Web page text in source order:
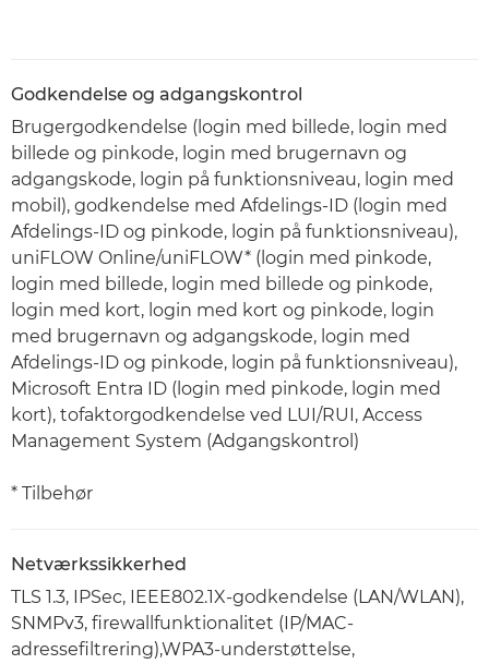
Godkendelse og adgangskontrol
Brugergodkendelse (login med billede, login med
billede og pinkode, login med brugernavn og
adgangskode, login på funktionsniveau, login med
mobil), godkendelse med Afdelings-ID (login med
Afdelings-ID og pinkode, login på funktionsniveau),
uniFLOW Online/uniFLOW* (login med pinkode,
login med billede, login med billede og pinkode,
login med kort, login med kort og pinkode, login
med brugernavn og adgangskode, login med
Afdelings-ID og pinkode, login på funktionsniveau),
Microsoft Entra ID (login med pinkode, login med
kort), tofaktorgodkendelse ved LUI/RUI, Access
Management System (Adgangskontrol)
* Tilbehør
Netværkssikkerhed
TLS 1.3, IPSec, IEEE802.1X-godkendelse (LAN/WLAN),
SNMPv3, firewallfunktionalitet (IP/MAC-
adressefiltrering),WPA3-understøttelse,